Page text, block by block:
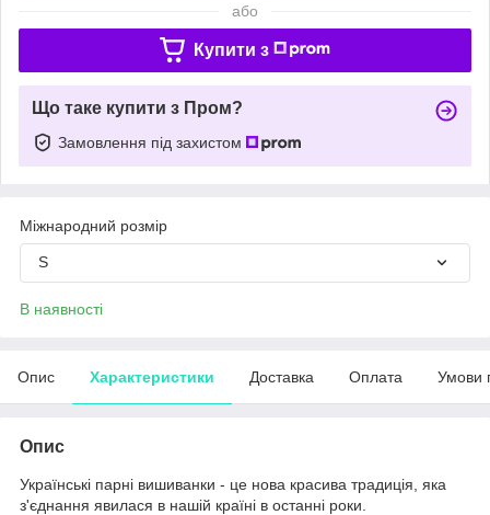
або
Купити з
Що таке купити з Пром?
Замовлення під захистом
Міжнародний розмір
S
В наявності
Опис Характеристики Доставка Оплата Умови
Опис
Українські парні вишиванки - це нова красива традиція, яка
з'єднання явилася в нашій країні в останні роки.